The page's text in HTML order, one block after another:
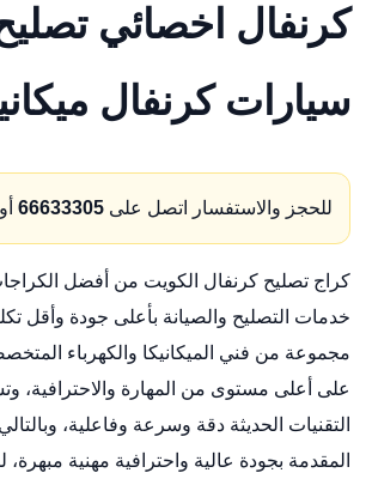
كرنفال اخصائي
سيارات كرنفال
للحجز والاستفسار اتصل على 66633305
كراج تصليح كرنفال الكويت من أفضل
خدمات التصليح والصيانة بأعلى جودة وأقل
مجموعة من فني الميكانيكا والكهرباء
على أعلى مستوى من المهارة والاحترافية،
التقنيات الحديثة دقة وسرعة وفاعلية،
المقدمة بجودة عالية واحترافية مهنية